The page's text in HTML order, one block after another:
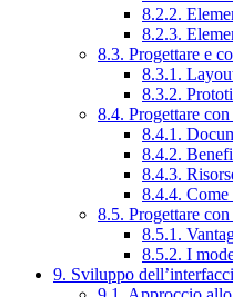
8.2.2.
8.2.3.
8.3. Progettare e
8.3.1.
8.3.2.
8.4. Progettare
8.4.1.
8.4.2.
8.4.3.
8.4.4. Come
8.5. Progettare
8.5.1.
8.5.2. I
9. Sviluppo